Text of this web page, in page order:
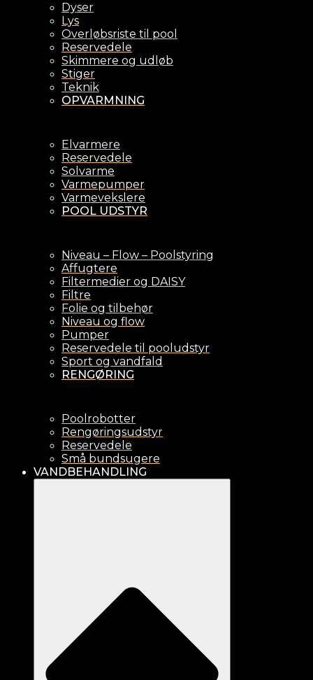
Dyser
Lys
Overløbsriste til pool
Reservedele
Skimmere og udløb
Stiger
Teknik
OPVARMNING
Elvarmere
Reservedele
Solvarme
Varmepumper
Varmevekslere
POOL UDSTYR
Niveau – Flow – Poolstyring
Affugtere
Filtermedier og DAISY
Filtre
Folie og tilbehør
Niveau og flow
Pumper
Reservedele til pooludstyr
Sport og vandfald
RENGØRING
Poolrobotter
Rengøringsudstyr
Reservedele
Små bundsugere
VANDBEHANDLING